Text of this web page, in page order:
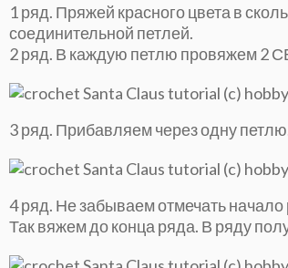
1 ряд. Пряжей красного цвета в
соединительной петлей.
2 ряд. В каждую петлю провяжем 2
3 ряд. Прибавляем через одну
4 ряд. Не забываем отмечать
Так вяжем до конца ряда. В ряду